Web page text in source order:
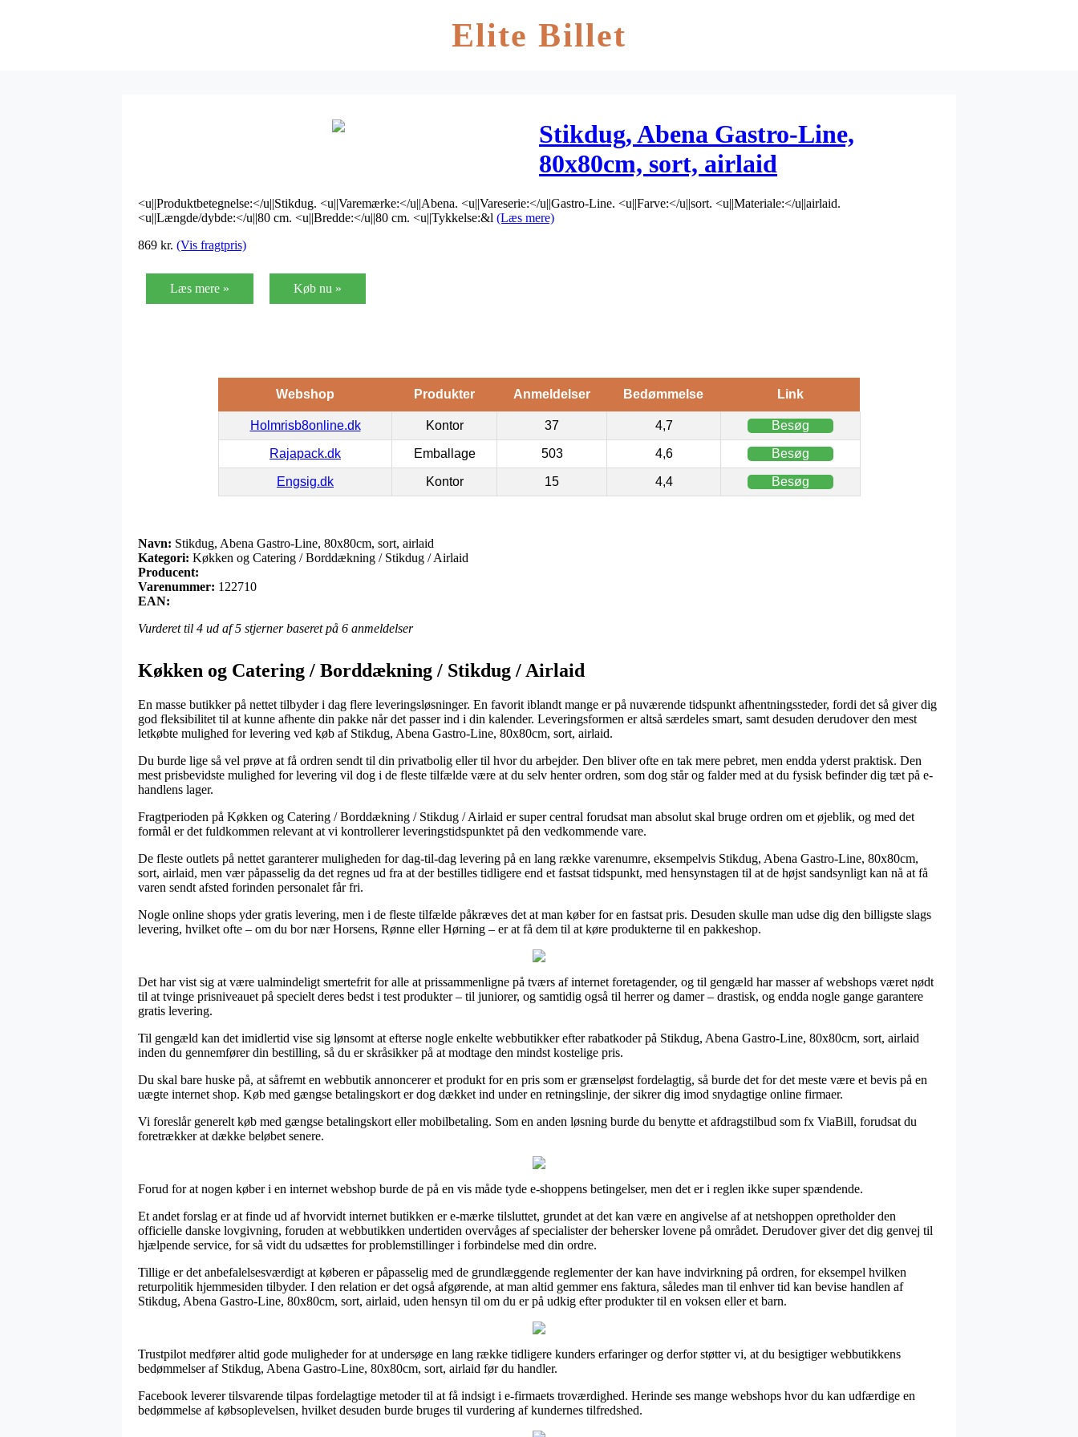
Elite Billet
Stikdug, Abena Gastro-Line,
80x80cm, sort, airlaid
<u||Produktbetegnelse:</u||Stikdug. <u||Varemærke:</u||Abena. <u||Vareserie:</u||Gastro-Line. <u||Farve:</u||sort. <u||Materiale:</u||airlaid.
<u||Længde/dybde:</u||80 cm. <u||Bredde:</u||80 cm. <u||Tykkelse:&l (Læs mere)
869 kr. (Vis fragtpris)
Læs mere » Køb nu »
Webshop Produkter Anmeldelser Bedømmelse Link
Holmrisb8online.dk Kontor 37 4,7 Besøg
Rajapack.dk Emballage 503 4,6 Besøg
Engsig.dk Kontor 15 4,4 Besøg
Navn: Stikdug, Abena Gastro-Line, 80x80cm, sort, airlaid
Kategori: Køkken og Catering / Borddækning / Stikdug / Airlaid
Producent:
Varenummer: 122710
EAN:
Vurderet til 4 ud af 5 stjerner baseret på 6 anmeldelser
Køkken og Catering / Borddækning / Stikdug / Airlaid
En masse butikker på nettet tilbyder i dag flere leveringsløsninger. En favorit iblandt mange er på nuværende tidspunkt afhentningssteder, fordi det så giver dig
god fleksibilitet til at kunne afhente din pakke når det passer ind i din kalender. Leveringsformen er altså særdeles smart, samt desuden derudover den mest
letkøbte mulighed for levering ved køb af Stikdug, Abena Gastro-Line, 80x80cm, sort, airlaid.
Du burde lige så vel prøve at få ordren sendt til din privatbolig eller til hvor du arbejder. Den bliver ofte en tak mere pebret, men endda yderst praktisk. Den
mest prisbevidste mulighed for levering vil dog i de fleste tilfælde være at du selv henter ordren, som dog står og falder med at du fysisk befinder dig tæt på e-
handlens lager.
Fragtperioden på Køkken og Catering / Borddækning / Stikdug / Airlaid er super central forudsat man absolut skal bruge ordren om et øjeblik, og med det
formål er det fuldkommen relevant at vi kontrollerer leveringstidspunktet på den vedkommende vare.
De fleste outlets på nettet garanterer muligheden for dag-til-dag levering på en lang række varenumre, eksempelvis Stikdug, Abena Gastro-Line, 80x80cm,
sort, airlaid, men vær påpasselig da det regnes ud fra at der bestilles tidligere end et fastsat tidspunkt, med hensynstagen til at de højst sandsynligt kan nå at få
varen sendt afsted forinden personalet får fri.
Nogle online shops yder gratis levering, men i de fleste tilfælde påkræves det at man køber for en fastsat pris. Desuden skulle man udse dig den billigste slags
levering, hvilket ofte – om du bor nær Horsens, Rønne eller Hørning – er at få dem til at køre produkterne til en pakkeshop.
Det har vist sig at være ualmindeligt smertefrit for alle at prissammenligne på tværs af internet foretagender, og til gengæld har masser af webshops været nødt
til at tvinge prisniveauet på specielt deres bedst i test produkter – til juniorer, og samtidig også til herrer og damer – drastisk, og endda nogle gange garantere
gratis levering.
Til gengæld kan det imidlertid vise sig lønsomt at efterse nogle enkelte webbutikker efter rabatkoder på Stikdug, Abena Gastro-Line, 80x80cm, sort, airlaid
inden du gennemfører din bestilling, så du er skråsikker på at modtage den mindst kostelige pris.
Du skal bare huske på, at såfremt en webbutik annoncerer et produkt for en pris som er grænseløst fordelagtig, så burde det for det meste være et bevis på en
uægte internet shop. Køb med gængse betalingskort er dog dækket ind under en retningslinje, der sikrer dig imod snydagtige online firmaer.
Vi foreslår generelt køb med gængse betalingskort eller mobilbetaling. Som en anden løsning burde du benytte et afdragstilbud som fx ViaBill, forudsat du
foretrækker at dække beløbet senere.
Forud for at nogen køber i en internet webshop burde de på en vis måde tyde e-shoppens betingelser, men det er i reglen ikke super spændende.
Et andet forslag er at finde ud af hvorvidt internet butikken er e-mærke tilsluttet, grundet at det kan være en angivelse af at netshoppen opretholder den
officielle danske lovgivning, foruden at webbutikken undertiden overvåges af specialister der behersker lovene på området. Derudover giver det dig genvej til
hjælpende service, for så vidt du udsættes for problemstillinger i forbindelse med din ordre.
Tillige er det anbefalelsesværdigt at køberen er påpasselig med de grundlæggende reglementer der kan have indvirkning på ordren, for eksempel hvilken
returpolitik hjemmesiden tilbyder. I den relation er det også afgørende, at man altid gemmer ens faktura, således man til enhver tid kan bevise handlen af
Stikdug, Abena Gastro-Line, 80x80cm, sort, airlaid, uden hensyn til om du er på udkig efter produkter til en voksen eller et barn.
Trustpilot medfører altid gode muligheder for at undersøge en lang række tidligere kunders erfaringer og derfor støtter vi, at du besigtiger webbutikkens
bedømmelser af Stikdug, Abena Gastro-Line, 80x80cm, sort, airlaid før du handler.
Facebook leverer tilsvarende tilpas fordelagtige metoder til at få indsigt i e-firmaets troværdighed. Herinde ses mange webshops hvor du kan udfærdige en
bedømmelse af købsoplevelsen, hvilket desuden burde bruges til vurdering af kundernes tilfredshed.